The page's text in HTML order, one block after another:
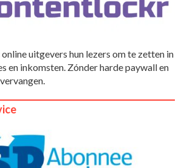
uitgevers hun lezers om te zetten in
en inkomsten. Zónder harde paywall en